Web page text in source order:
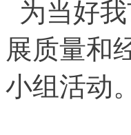
为当好
展质量和
小组活动。